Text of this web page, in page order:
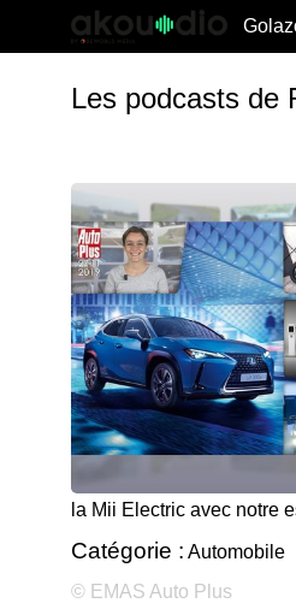
Les podcasts de
la Mii Electric avec notre
Catégorie : Automobile
© EMAS Auto Plus